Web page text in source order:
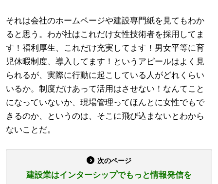
それは会社のホームページや建設専門紙を見てもわか
ると思う。わが社はこれだけ女性技術者を採用してま
す！福利厚生、これだけ充実してます！男女平等に育
児休暇制度、導入してます！というアピールはよく見
られるが、実際に行動に起こしている人がどれくらい
いるか。制度だけあって活用はさせない！なんてこと
になっていないか、現場管理ってほんとに女性でもで
きるのか、というのは、そこに飛び込まないとわから
ないことだ。
次のページ
建設業はインターシップでもっと情報発信を